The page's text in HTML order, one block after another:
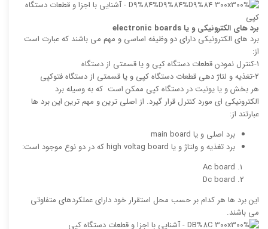
برد های الکترونیکی و یا electronic boards
برد های الکترونیکی دارای دو وظیفه اساسی و مهم می باشند که عبارت است
از:
۱-کنترل نمودن قطعات دستگاه کپی و یا قسمتی از دستگاه
۲-تغذیه و لتاژ دهی قطعات دستگاه کپی و یا قسمتی از دستگاه فتوکپی
هر بخش و یا یونیت در دستگاه کپی ممکن است که به وسیله برد
الکترونیکی ای مورد کنترل قرار گیرد. از اصلی ترین و مهم ترین این برد ها
عبارتند از:
برد اصلی و یا main board
برد تغذیه و ولتاژ و یا high voltag board که در دو نوع موجود است:
Ac board
Dc board
این برد ها هر کدام بر حسب محل استقرار خود دارای عملکردهای متفاوتی
می باشند.